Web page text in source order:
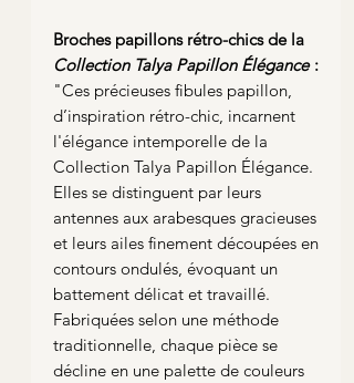
Broches papillons rétro-chics de la
Collection Talya Papillon Élégance:
"Ces précieuses fibules papillon,
d’inspiration rétro-chic, incarnent
l'élégance intemporelle de la
Collection Talya Papillon Élégance.
Elles se distinguent par leurs
antennes aux arabesques gracieuses
et leurs ailes finement découpées en
contours ondulés, évoquant un
battement délicat et travaillé.
Fabriquées selon une méthode
traditionnelle, chaque pièce se
décline en une palette de couleurs